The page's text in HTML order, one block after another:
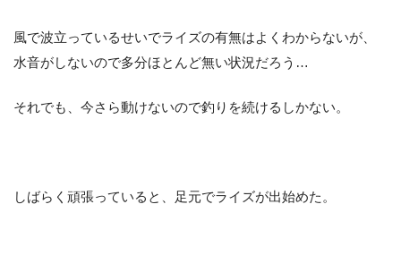
風で波立っているせいでライズの有無はよくわからないが、
水音がしないので多分ほとんど無い状況だろう…
それでも、今さら動けないので釣りを続けるしかない。
しばらく頑張っていると、足元でライズが出始めた。